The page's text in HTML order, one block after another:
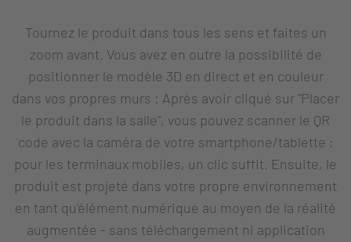
Tournez le produit dans tous les sens et faites un
zoom avant. Vous avez en outre la possibilité de
positionner le modèle 3D en direct et en couleur
dans vos propres murs : Après avoir cliqué sur "Placer
le produit dans la salle", vous pouvez scanner le QR
code avec la caméra de votre smartphone/tablette ;
pour les terminaux mobiles, un clic suffit. Ensuite, le
produit est projeté dans votre propre environnement
en tant qu'élément numérique au moyen de la réalité
augmentée - sans téléchargement ni application